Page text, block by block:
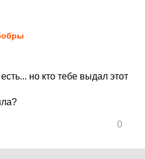
но кто тебе выдал этот
0